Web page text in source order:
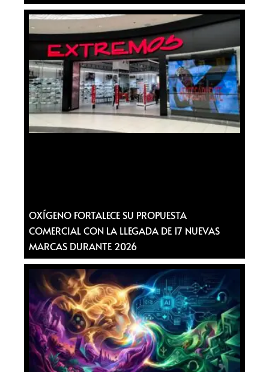
OXÍGENO FORTALECE SU PROPUESTA
COMERCIAL CON LA LLEGADA DE 17 NUEVAS
MARCAS DURANTE 2026